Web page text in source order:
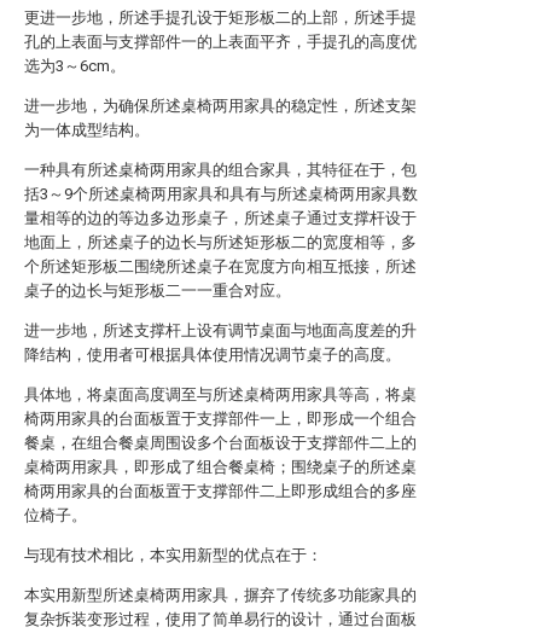
更进一步地，所述手提孔设于矩形板二的上部，所述手提
孔的上表面与支撑部件一的上表面平齐，手提孔的高度优
选为3～6cm。
进一步地，为确保所述桌椅两用家具的稳定性，所述支架
为一体成型结构。
一种具有所述桌椅两用家具的组合家具，其特征在于，包
括3～9个所述桌椅两用家具和具有与所述桌椅两用家具数
量相等的边的等边多边形桌子，所述桌子通过支撑杆设于
地面上，所述桌子的边长与所述矩形板二的宽度相等，多
个所述矩形板二围绕所述桌子在宽度方向相互抵接，所述
桌子的边长与矩形板二一一重合对应。
进一步地，所述支撑杆上设有调节桌面与地面高度差的升
降结构，使用者可根据具体使用情况调节桌子的高度。
具体地，将桌面高度调至与所述桌椅两用家具等高，将桌
椅两用家具的台面板置于支撑部件一上，即形成一个组合
餐桌，在组合餐桌周围设多个台面板设于支撑部件二上的
桌椅两用家具，即形成了组合餐桌椅；围绕桌子的所述桌
椅两用家具的台面板置于支撑部件二上即形成组合的多座
位椅子。
与现有技术相比，本实用新型的优点在于：
本实用新型所述桌椅两用家具，摒弃了传统多功能家具的
复杂拆装变形过程，使用了简单易行的设计，通过台面板